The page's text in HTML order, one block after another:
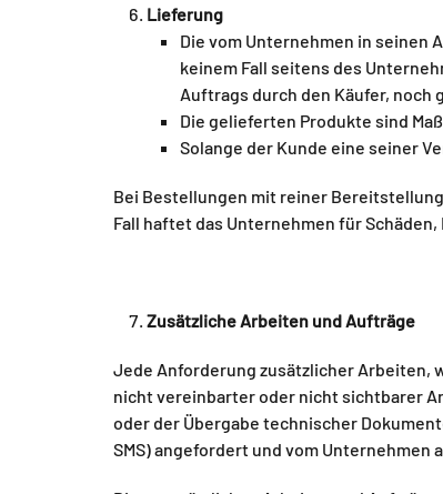
Lieferung
Die vom Unternehmen in
keinem Fall seitens des
Auftrags durch den Käufer, noch
Die gelieferten Produkte sind
Solange der Kunde eine seiner
Bei Bestellungen mit reiner
Fall haftet das Unternehmen für
Zusätzliche Arbeiten und Aufträge
Jede Anforderung zusätzlicher Arbeiten,
nicht vereinbarter oder nicht sichtbarer
oder der Übergabe technischer
SMS) angefordert und vom Unternehmen